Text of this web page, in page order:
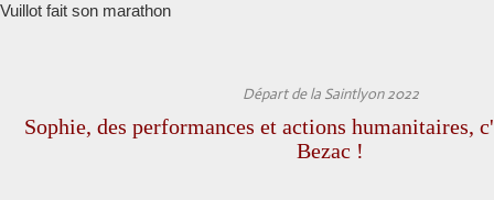
Vuillot fait son marathon
Départ de la Saintlyon 2022
Sophie, des performances et actions humanitaires,
Bezac !